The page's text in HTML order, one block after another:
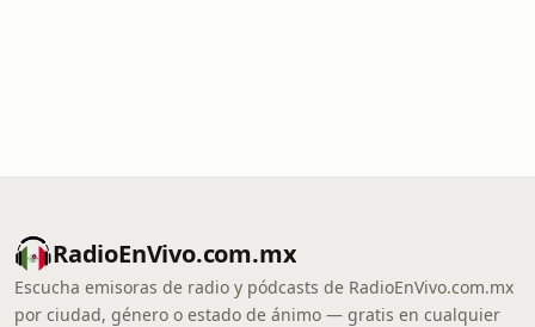
RadioEnVivo.com.mx
Escucha emisoras de radio y pódcasts de RadioEnVivo.com.mx
por ciudad, género o estado de ánimo — gratis en cualquier